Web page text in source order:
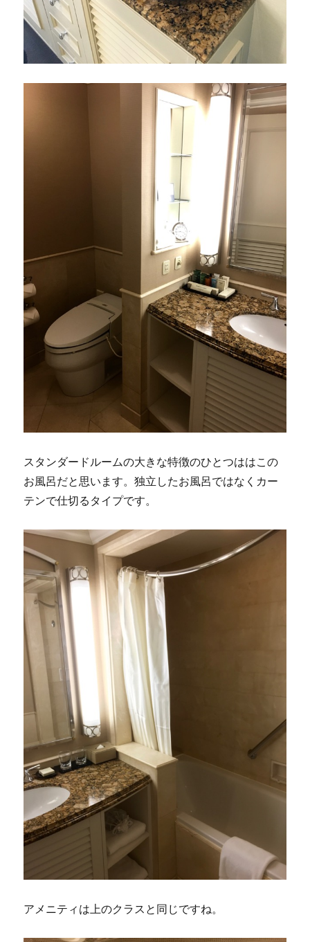
スタンダードルームの大きな特徴のひとつははこの
お風呂だと思います。独立したお風呂ではなくカー
テンで仕切るタイプです。
アメニティは上のクラスと同じですね。